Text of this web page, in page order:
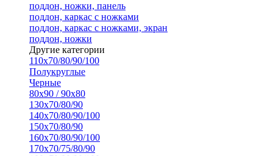
поддон, ножки, панель
поддон, каркас с ножками
поддон, каркас с ножками, экран
поддон, ножки
Другие категории
110х70/80/90/100
Полукруглые
Черные
80х90 / 90х80
130х70/80/90
140х70/80/90/100
150х70/80/90
160х70/80/90/100
170х70/75/80/90